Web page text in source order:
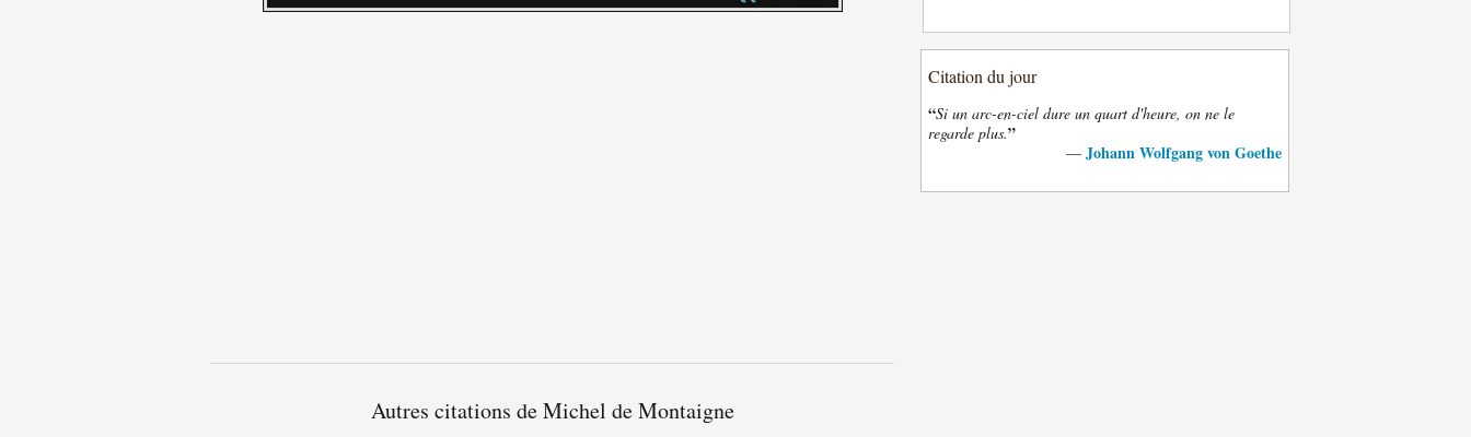
Autres citations de Michel de Montaigne
Citation du jour
“Si un arc-en-ciel dure un quart d'heure, on ne le
regarde plus.”
— Johann Wolfgang von Goethe